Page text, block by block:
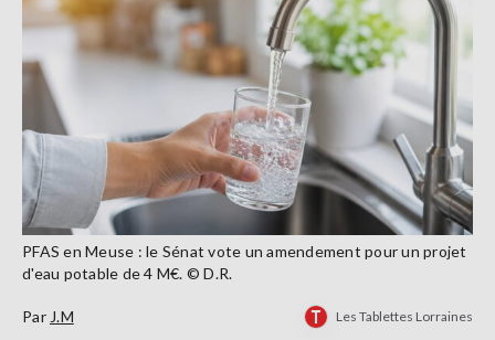
PFAS en Meuse : le Sénat vote un amendement pour un projet
d'eau potable de 4 M€. © D.R.
Par J.M Les Tablettes Lorraines